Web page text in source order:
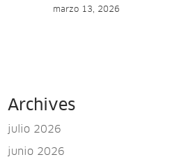
marzo 13, 2026
Archives
julio 2026
junio 2026